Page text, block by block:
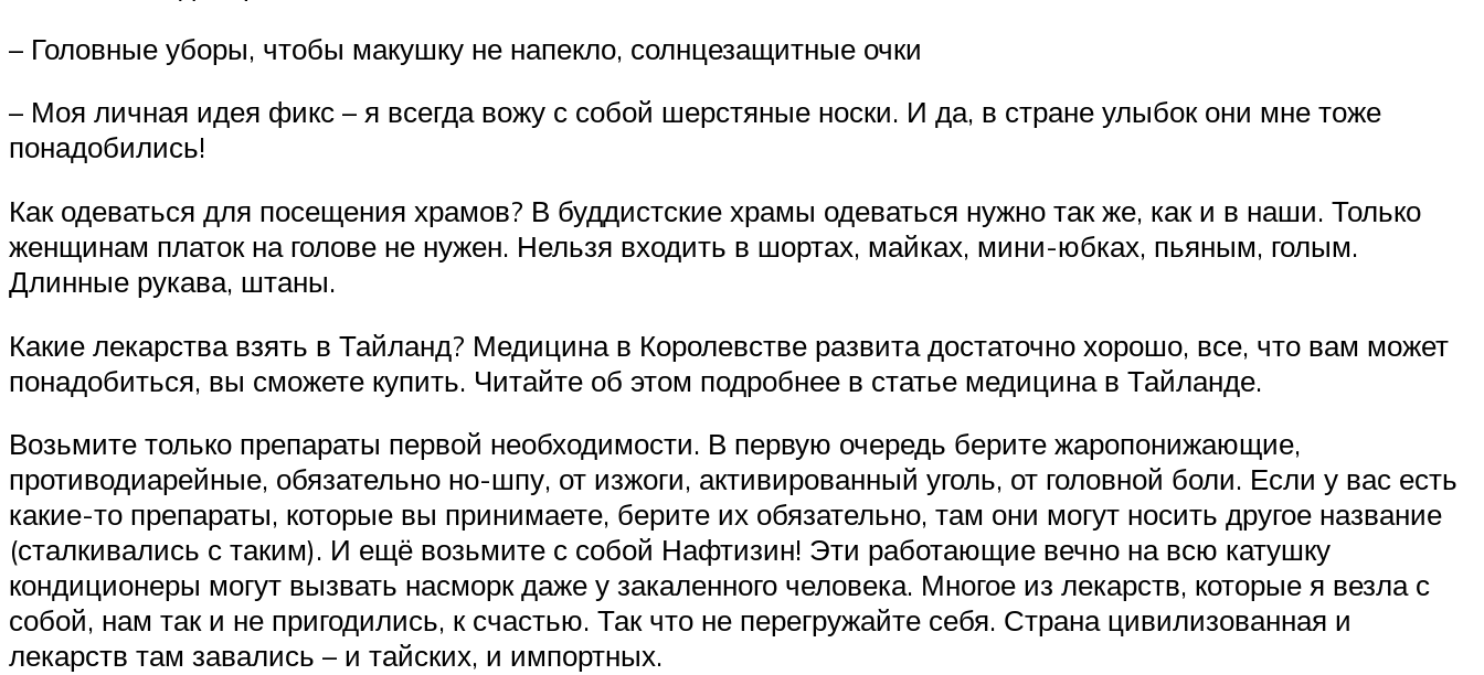
– Головные уборы, чтобы макушку не напекло, солнцезащитные очки
– Моя личная идея фикс – я всегда вожу с собой шерстяные носки. И да, в стране улыбок они мне тоже
понадобились!
Как одеваться для посещения храмов? В буддистские храмы одеваться нужно так же, как и в наши. Только
женщинам платок на голове не нужен. Нельзя входить в шортах, майках, мини-юбках, пьяным, голым.
Длинные рукава, штаны.
Какие лекарства взять в Тайланд? Медицина в Королевстве развита достаточно хорошо, все, что вам может
понадобиться, вы сможете купить. Читайте об этом подробнее в статье медицина в Тайланде.
Возьмите только препараты первой необходимости. В первую очередь берите жаропонижающие,
противодиарейные, обязательно но-шпу, от изжоги, активированный уголь, от головной боли. Если у вас есть
какие-то препараты, которые вы принимаете, берите их обязательно, там они могут носить другое название
(сталкивались с таким). И ещё возьмите с собой Нафтизин! Эти работающие вечно на всю катушку
кондиционеры могут вызвать насморк даже у закаленного человека. Многое из лекарств, которые я везла с
собой, нам так и не пригодились, к счастью. Так что не перегружайте себя. Страна цивилизованная и
лекарств там завались – и тайских, и импортных.